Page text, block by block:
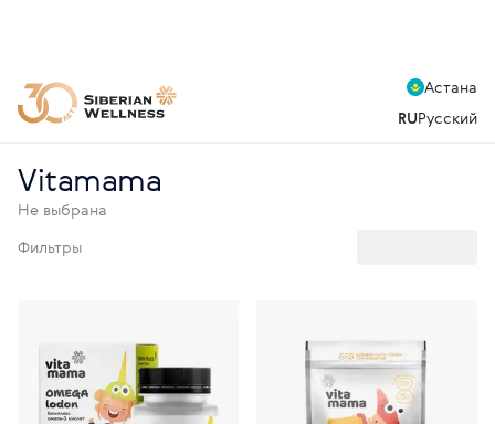
Астана
RUРусский
Vitamama
Не выбрана
Фильтры